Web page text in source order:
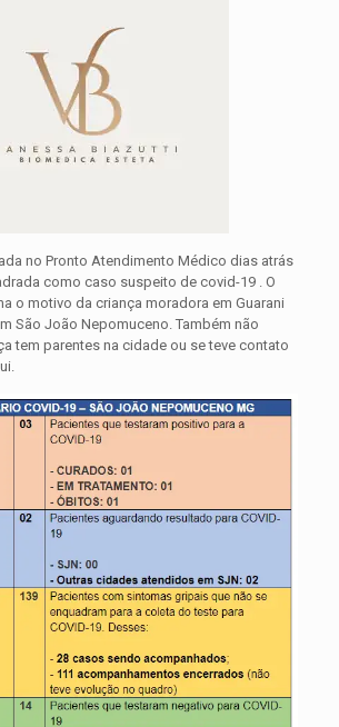
no Pronto Atendimento Médico dias atrás
como caso suspeito de covid-19 . O
o motivo da criança moradora em Guarani
São João Nepomuceno. Também não
tem parentes na cidade ou se teve contato